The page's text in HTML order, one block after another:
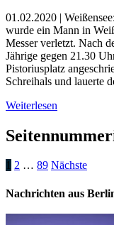
01.02.2020 |
wurde ein Mann in
Messer verletzt. Nach
Jährige gegen 21.30
Pistoriusplatz
Schreihals und lauerte
Weiterlesen
1 2 … 89 Nächste
Nachrichten aus